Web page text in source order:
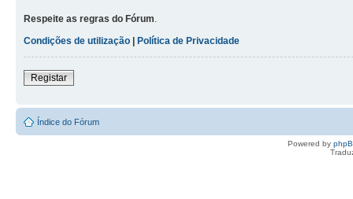
Respeite as regras do Fórum
Condições de utilização | Política de Privacidade
Registar
Índice do Fórum
Powered by